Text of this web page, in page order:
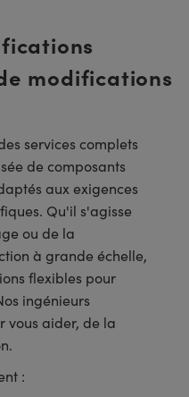
modifications
services complets
de composants
aux exigences
Qu'il s'agisse
ou de la
à grande échelle,
flexibles pour
ingénieurs
vous aider, de la
: